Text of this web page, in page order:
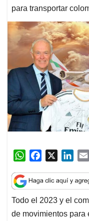
para transportar
W
a
t
s
A
c
e
b
o
n
k
e
d
Todo el 2023 y el
de movimientos para